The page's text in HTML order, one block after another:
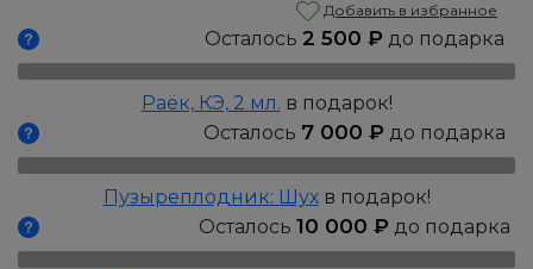
Вадас
Примроуз,
Р9
Добавить в избранное
Осталось 2 500 ₽ до подарка
Раёк, КЭ, 2 мл. в подарок!
Осталось 7 000 ₽ до подарка
Пузыреплодник: Шухв подарок!
Осталось 10 000 ₽ до подарка